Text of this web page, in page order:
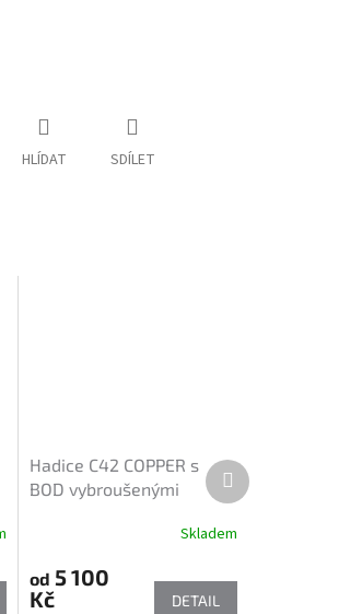
HLÍDAT SDÍLET
Hadice C42 COPPER s
BOD vybroušenými
Skladem
od 5 100
Kč
DETAIL
Další
produkt